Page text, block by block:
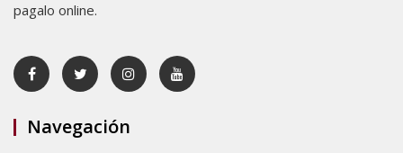
pagalo online.
Navegación